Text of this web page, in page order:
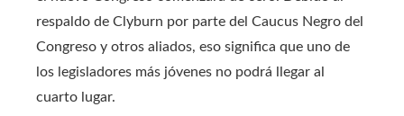
respaldo de Clyburn por parte del Caucus Negro del
Congreso y otros aliados, eso significa que uno de
los legisladores más jóvenes no podrá llegar al
cuarto lugar.